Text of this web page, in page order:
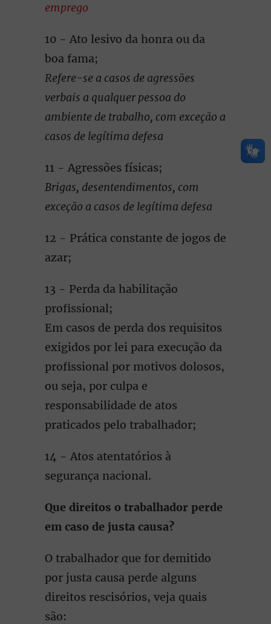
emprego
10 - Ato lesivo da honra ou da
boa fama;
Refere-se a casos de agressões
verbais a qualquer pessoa do
ambiente de trabalho, com exceção a
casos de legítima defesa
11 - Agressões físicas;
Brigas, desentendimentos, com
exceção a casos de legítima defesa
12 - Prática constante de jogos de
azar;
13 - Perda da habilitação
profissional;
Em casos de perda dos requisitos
exigidos por lei para execução da
profissional por motivos dolosos,
ou seja, por culpa e
responsabilidade de atos
praticados pelo trabalhador;
14 - Atos atentatórios à
segurança nacional.
Que direitos o trabalhador perde
em caso de justa causa?
O trabalhador que for demitido
por justa causa perde alguns
direitos rescisórios, veja quais
são: